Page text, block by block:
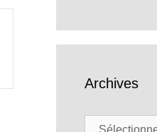
Archives
Archives